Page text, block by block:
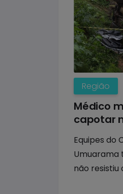
Região
Médico
capotar
Equipes do
Umuarama
não